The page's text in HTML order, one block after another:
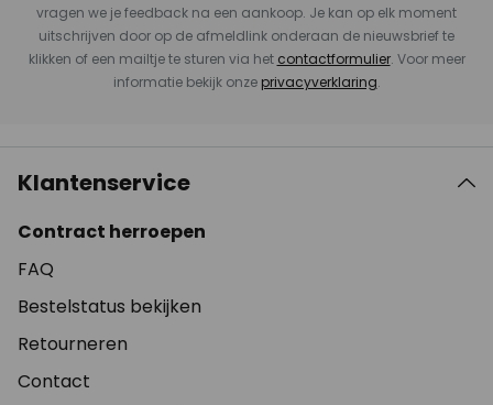
vragen we je feedback na een aankoop. Je kan op elk moment
uitschrijven door op de afmeldlink onderaan de nieuwsbrief te
klikken of een mailtje te sturen via het contactformulier. Voor meer
informatie bekijk onze privacyverklaring.
Klantenservice
Contract herroepen
FAQ
Bestelstatus bekijken
Retourneren
Contact